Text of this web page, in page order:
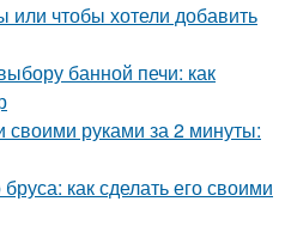
или чтобы хотели добавить
банной печи: как
своими руками за 2 минуты:
как сделать его своими